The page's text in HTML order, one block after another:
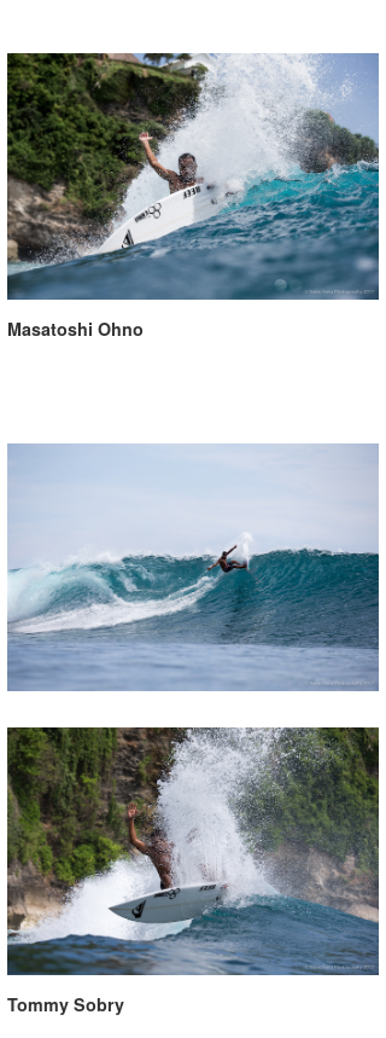
Masatoshi Ohno
Tommy Sobry
まっきー
三輪予報士
小川予報士
上田純子
上條将美
唐澤予報士
予報士 hiro.
banpaku
chappy
Romisea